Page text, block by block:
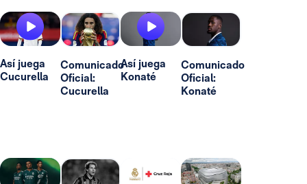
Así juega
Cucurella
Comunicado
Oficial:
Cucurella
Así juega
Konaté
Comunicado
Oficial:
Konaté